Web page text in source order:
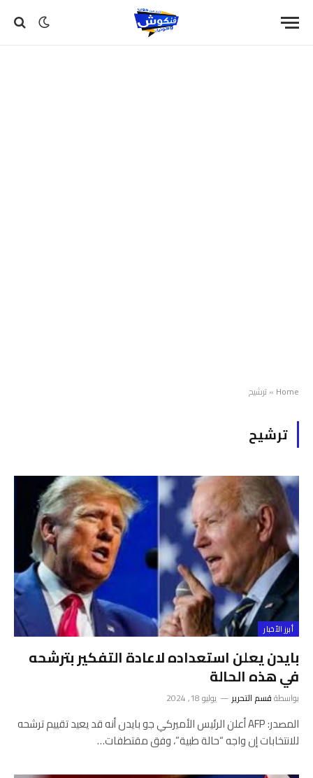
Home
»ترشيح
ترشيح
أبرز الأخبار
بايدن يعلن استعداده لاعادة التفكير بترشحه
في هذه الحالة
بواسطةقسم التحرير يوليو 18, 2024
المصدر: AFP أعلن الرئيس الأميركي جو بايدن أنه قد يعيد تقييم ترشحه
للانتخابات إن واجه “حالة طبية”، وفق مقتطفات…